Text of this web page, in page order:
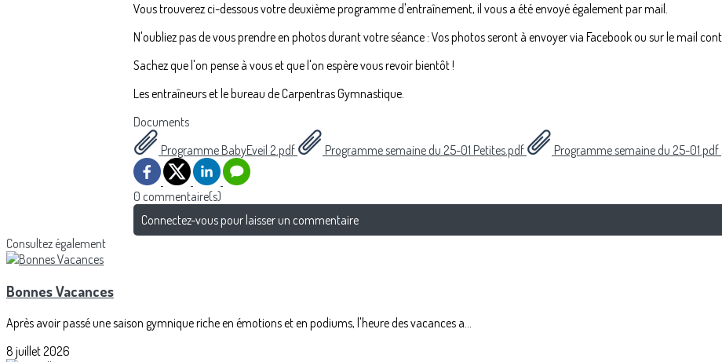
Vous trouverez ci-dessous votre deuxième programme d'entraînement, il vous a été envoyé également par mail.
N'oubliez pas de vous prendre en photos durant votre séance : Vos photos seront à envoyer via Facebook ou sur le mail
Sachez que l'on pense à vous et que l'on espère vous revoir bientôt !
Les entraîneurs et le bureau de Carpentras Gymnastique.
Documents
Programme BabyEveil 2.pdf
Programme semaine du 25-01 Petites.pdf Programme semaine du 25-01.pdf
0 commentaire(s)
Connectez-vous pour laisser un commentaire
Consultez également
Bonnes Vacances
Après avoir passé une saison gymnique riche en émotions et en podiums, l'heure des vacances a...
8 juillet 2026